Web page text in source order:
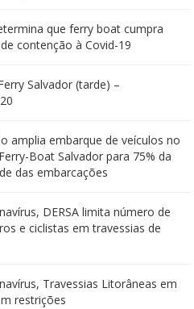
que ferry boat cumpra
contenção à Covid-19
Salvador (tarde) –
amplia embarque de veículos no
Boat Salvador para 75% da
das embarcações
DERSA limita número de
e ciclistas em travessias de
Travessias Litorâneas em
restrições